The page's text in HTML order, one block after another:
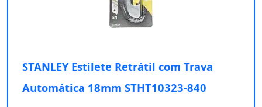
STANLEY Estilete Retrátil com Trava
Automática 18mm STHT10323-840